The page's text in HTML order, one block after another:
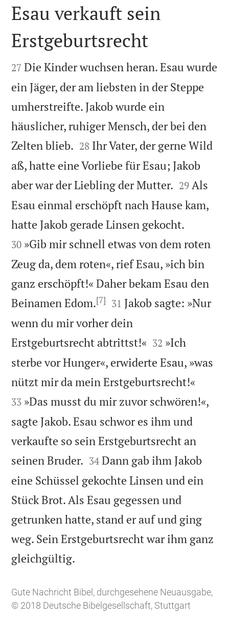

Esau verkauft sein
Erstgeburtsrecht

27 Die Kinder wuchsen heran. Esau wurde
ein Jäger, der am liebsten in der Steppe
umherstreifte. Jakob wurde ein
häuslicher, ruhiger Mensch, der bei den
Zelten blieb. 

28 Ihr Vater, der gerne Wild
aß, hatte eine Vorliebe für Esau; Jakob
aber war der Liebling der Mutter. 

29 Als
Esau einmal erschöpft nach Hause kam,
hatte Jakob gerade Linsen gekocht.
30 »Gib mir schnell etwas von dem roten
Zeug da, dem roten«, rief Esau, »ich bin
ganz erschöpft!« Daher bekam Esau den
Beinamen Edom.[7] 

31 Jakob sagte: »Nur
wenn du mir vorher dein
Erstgeburtsrecht abtrittst!« 

32 »Ich
sterbe vor Hunger«, erwiderte Esau, »was
nützt mir da mein Erstgeburtsrecht!«
33 »Das musst du mir zuvor schwören!«,
sagte Jakob. Esau schwor es ihm und
verkaufte so sein Erstgeburtsrecht an
seinen Bruder. 

34 Dann gab ihm Jakob
eine Schüssel gekochte Linsen und ein
Stück Brot. Als Esau gegessen und
getrunken hatte, stand er auf und ging
weg. Sein Erstgeburtsrecht war ihm ganz
gleichgültig.
Gute Nachricht Bibel, durchgesehene Neuausgabe,
© 2018 Deutsche Bibelgesellschaft, Stuttgart